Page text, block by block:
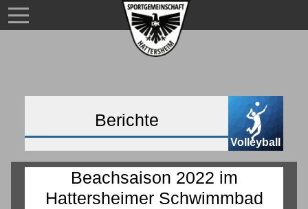
Berichte
Volleyball
Beachsaison 2022 im
Hattersheimer Schwimmbad